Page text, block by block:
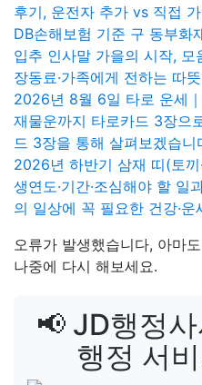
후기, 운전자 추가 vs 직접
DB손해보험 기준 구 동부화
입추 인사말 가을의 시작, 모
장동료·가족에게 전하는 따
2026년 8월 6일 타로 운세｜
재물운까지 타로카드 3장으
드 3장을 통해 살펴보겠습니
2026년 하반기 삼재 띠(토끼
생연도·기간·조심해야 할
의 일상에 꼭 필요한 건강·운
오류가 발생했습니다, 아마
나중에 다시 해보세요.
📢 JD행정
행정 서